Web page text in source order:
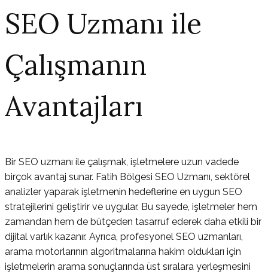
SEO Uzmanı ile
Çalışmanın
Avantajları
Bir SEO uzmanı ile çalışmak, işletmelere uzun vadede
birçok avantaj sunar. Fatih Bölgesi SEO Uzmanı, sektörel
analizler yaparak işletmenin hedeflerine en uygun SEO
stratejilerini geliştirir ve uygular. Bu sayede, işletmeler hem
zamandan hem de bütçeden tasarruf ederek daha etkili bir
dijital varlık kazanır. Ayrıca, profesyonel SEO uzmanları,
arama motorlarının algoritmalarına hakim oldukları için
işletmelerin arama sonuçlarında üst sıralara yerleşmesini